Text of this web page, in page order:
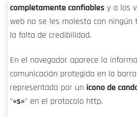
completamente confiables y a los
web no se les molesta con ningún
la falta de credibilidad.
En el navegador aparece la
comunicación protegida en la
representada por un icono de
"«s»" en el protocolo http.